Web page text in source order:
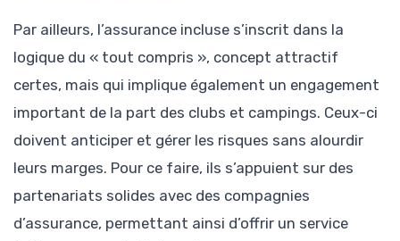
Par ailleurs, l’assurance incluse s’inscrit dans la
logique du « tout compris », concept attractif
certes, mais qui implique également un engagement
important de la part des clubs et campings. Ceux-ci
doivent anticiper et gérer les risques sans alourdir
leurs marges. Pour ce faire, ils s’appuient sur des
partenariats solides avec des compagnies
d’assurance, permettant ainsi d’offrir un service